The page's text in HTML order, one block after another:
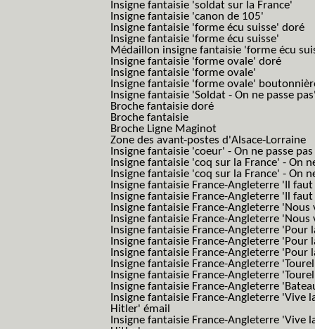
Insigne fantaisie 'soldat sur la France'
Insigne fantaisie 'canon de 105'
Insigne fantaisie 'forme écu suisse' doré
Insigne fantaisie 'forme écu suisse'
Médaillon insigne fantaisie 'forme écu
Insigne fantaisie 'forme ovale' doré
Insigne fantaisie 'forme ovale'
Insigne fantaisie 'forme ovale'
Insigne fantaisie 'Soldat - On ne passe
Broche fantaisie doré
Broche fantaisie
Broche Ligne Maginot
Zone des avant-postes d'Alsace-Lorraine
Insigne fantaisie 'coeur' - On ne passe pas
Insigne fantaisie 'coq sur la France' - On
Insigne fantaisie 'coq sur la France' - On
Insigne fantaisie France-Angleterre 'Il
Insigne fantaisie France-Angleterre 'Il
Insigne fantaisie France-Angleterre
Insigne fantaisie France-Angleterre
Insigne fantaisie France-Angleterre 'Pour
Insigne fantaisie France-Angleterre 'Pour
Insigne fantaisie France-Angleterre 'Pour
Insigne fantaisie France-Angleterre
Insigne fantaisie France-Angleterre
Insigne fantaisie France-Angleterre
Insigne fantaisie France-Angleterre
Hitler' émail
Insigne fantaisie France-Angleterre